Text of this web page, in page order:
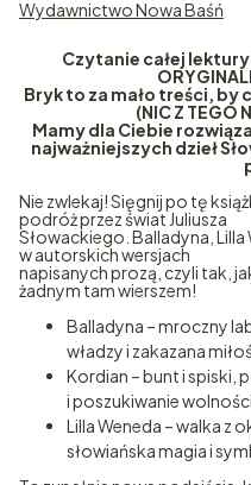
Wydawnictwo Nowa Baśń
Czytanie całej lektury
Bryk to za mało treści,
(NIC Z TEGO
Mamy dla Ciebie
najważniejszych dzieł
Nie zwlekaj! Sięgnij po tę
podróż przez świat Juliusza
Słowackiego. Balladyna,
w autorskich wersjach
napisanych prozą, czyli tak,
żadnym tam wierszem!
Balladyna – mroczny
władzy i zakazana
Kordian – bunt i spiski,
i poszukiwanie wolności
Lilla Weneda – walka z
słowiańska magia i